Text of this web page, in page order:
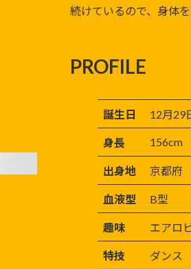
続けているので、身体
PROFILE
誕生日 12月29
身長 156cm
出身地 京都府
血液型 B型
趣味 エアロ
特技 ダンス